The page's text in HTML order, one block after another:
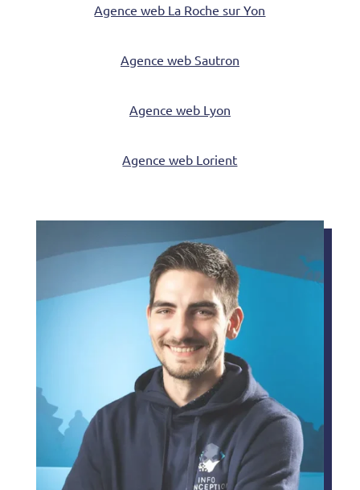
Agence web La Roche sur Yon
Agence web Sautron
Agence web Lyon
Agence web Lorient